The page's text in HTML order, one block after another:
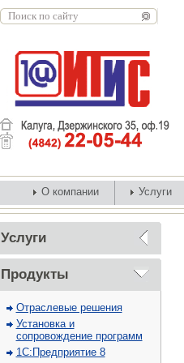
О компании Услуги
Услуги
Продукты
Отраслевые решения
Установка и
сопровождение программ
1С:Предприятие 8